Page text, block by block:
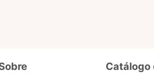
Catálogo